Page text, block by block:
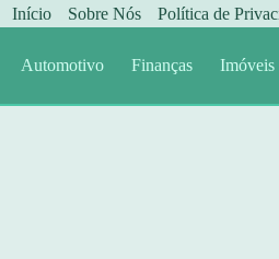
Início Sobre Nós Política de
Automotivo Finanças Imóveis